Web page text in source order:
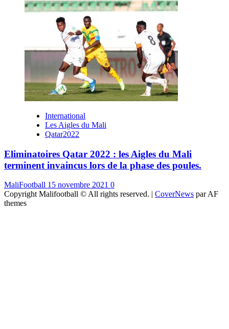
International
Les Aigles du Mali
Qatar2022
Eliminatoires Qatar 2022 : les Aigles du Mali
terminent invaincus lors de la phase des poules.
MaliFootball 15 novembre 2021 0
Copyright Malifootball © All rights reserved.
CoverNews par AF
themes